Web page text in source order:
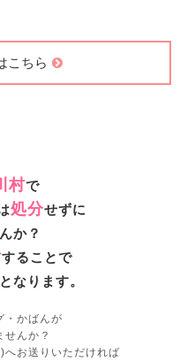
こちら
村で
処分せずに
か？
することで
となります。
・かばんが
せんか？
お送りいただければ